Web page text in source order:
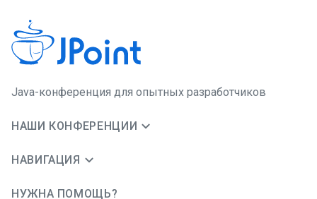
Java-конференция для опытных разработчиков
НАШИ КОНФЕРЕНЦИИ
НАВИГАЦИЯ
НУЖНА ПОМОЩЬ?